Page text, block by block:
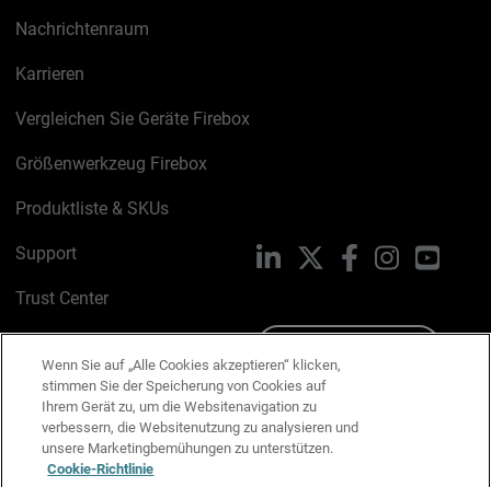
Nachrichtenraum
Karrieren
Vergleichen Sie Geräte Firebox
Größenwerkzeug Firebox
Produktliste & SKUs
Support
Trust Center
Cookie-Richtlinie
Datenschutzrichtlinie
Media & Brand Kit
LinkedIn FacebookInstagram
Wenn Sie auf „Alle Cookies akzeptieren“ klicken,
stimmen Sie der Speicherung von Cookies auf
Ihrem Gerät zu, um die Websitenavigation zu
verbessern, die Websitenutzung zu analysieren und
unsere Marketingbemühungen zu unterstützen.
Cookie-Richtlinie